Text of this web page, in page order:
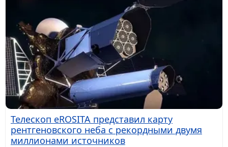
Телескоп eROSITA представил карту
рентгеновского неба с рекордными двумя
миллионами источников